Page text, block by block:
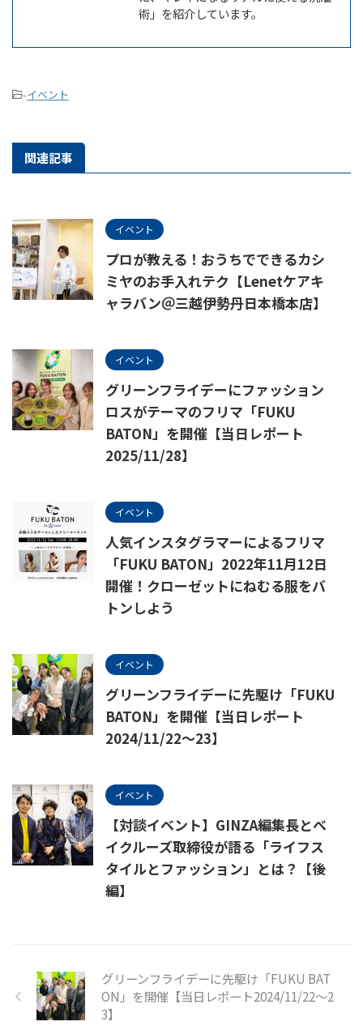
術」を紹介しています。
-イベント
関連記事
イベント
プロが教える！おうちでできるカシ
ミヤのお手入れテク【Lenetケアキ
ャラバン＠三越伊勢丹日本橋本店】
イベント
グリーンフライデーにファッション
ロスがテーマのフリマ「FUKU
BATON」を開催【当日レポート
2025/11/28】
イベント
人気インスタグラマーによるフリマ
「FUKU BATON」2022年11月12日
開催！クローゼットにねむる服をバ
トンしよう
イベント
グリーンフライデーに先駆け「FUKU
BATON」を開催【当日レポート
2024/11/22～23】
イベント
【対談イベント】GINZA編集長とベ
イクルーズ取締役が語る「ライフス
タイルとファッション」とは？【後
編】
グリーンフライデーに先駆け「FUKU BAT
ON」を開催【当日レポート2024/11/22～2
3】